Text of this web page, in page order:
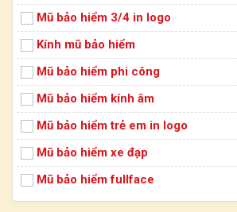
Mũ bảo hiểm 1/2là kiểu mũ che phủ
bao quanh tai, gáy và cằm như mũ 3/4
có kiểu dáng nhỏ gọn, dễ đội và thuận
ngày trong đô thị.
Mũ bảo hiểm 1/2 in logođược bổ
nghiệp, slogan hoặc thông điệp truyền
Màu mũ được lựa chọn để phù hợp với
hiệu.
Dòng sản phẩm này được dùng cho:
Mũ bảo hiểm 3/4 in logo
Kính mũ bảo hiểm
Mũ bảo hiểm phi công
Mũ bảo hiểm kính âm
Mũ bảo hiểm trẻ em in logo
Mũ bảo hiểm xe đạp
Mũ bảo hiểm fullface